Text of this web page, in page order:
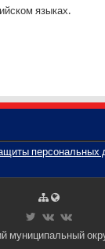
языках.
персональных
муниципальный